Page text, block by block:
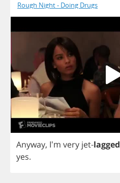
Rough Night - Doing Drugs
Anyway, I'm very jet-lagged
yes.